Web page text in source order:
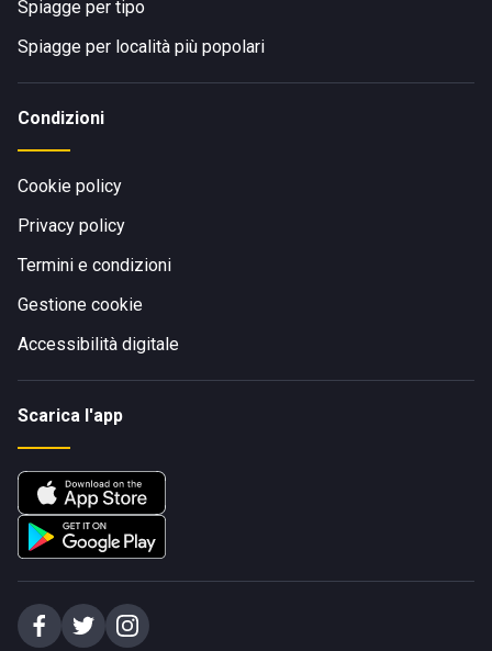
Spiagge per tipo
Spiagge per località più popolari
Condizioni
Cookie policy
Privacy policy
Termini e condizioni
Gestione cookie
Accessibilità digitale
Scarica l'app